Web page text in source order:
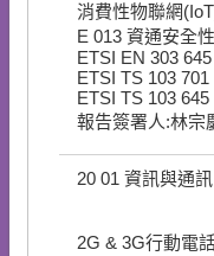
消費性物聯網
E 013 資通安全
ETSI EN 303 645
ETSI TS 103 701
ETSI TS 103 645
報告簽署人:林宗
20 01 資訊與通訊
2G & 3G行動電